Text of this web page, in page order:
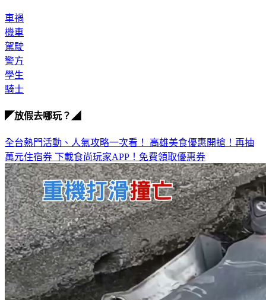
車禍
機車
駕駛
警方
學生
騎士
◤放假去哪玩？◢
全台熱門活動、人氣攻略一次看！ 高雄美食優惠開搶！再抽
萬元住宿券 下載食尚玩家APP！免費領取優惠券